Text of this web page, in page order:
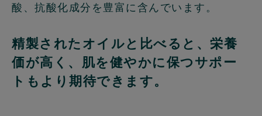
酸、抗酸化成分を豊富に含んでいます。
精製されたオイルと比べると、栄養
価が高く、肌を健やかに保つサポー
トもより期待できます。